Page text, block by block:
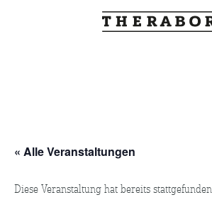
Das Team
« Alle Veranstaltungen
Diese Veranstaltung hat bereits stattgefunden.